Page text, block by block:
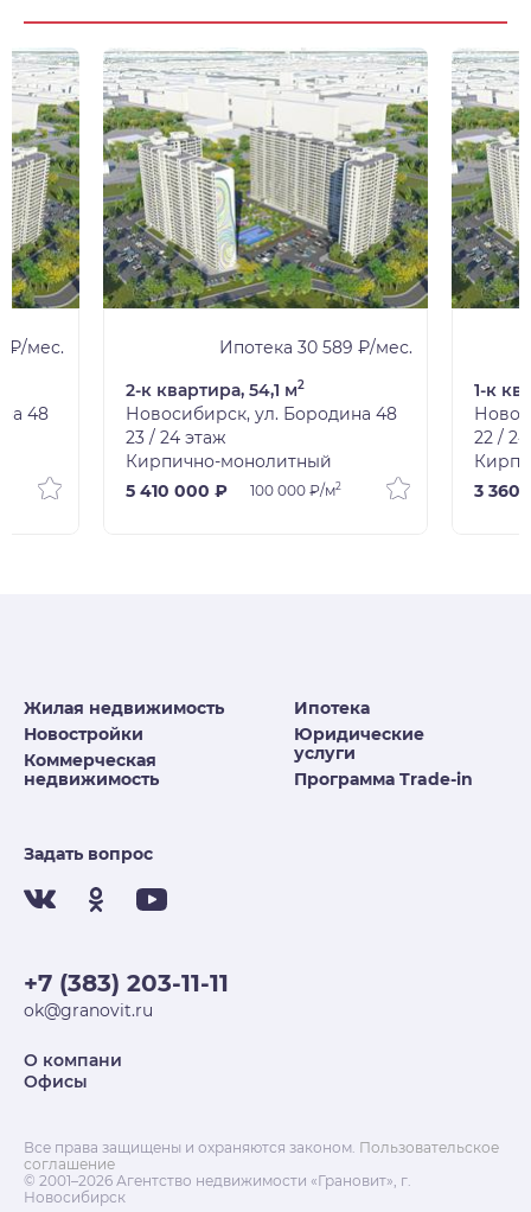
₽/мес.
48
Ипотека 30 589 ₽/мес.
2-к квартира, 54,1 м2
Новосибирск, ул. Бородина 48
23 / 24 этаж
Кирпично-монолитный
5 410 000 ₽
100 000 ₽/м2
1-к
22 /
3 360
Жилая недвижимость
Новостройки
Коммерческая
недвижимость
Ипотека
Юридические
услуги
Программа Trade-in
Задать вопрос
+7 (383) 203-11-11
ok@granovit.ru
О компани
Офисы
Все права защищены и охраняются законом. Пользовательское
соглашение
© 2001–2026 Агентство недвижимости «Грановит», г.
Новосибирск